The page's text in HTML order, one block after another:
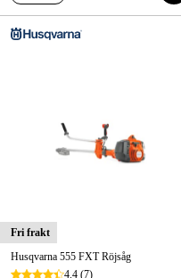
Fri frakt
Husqvarna 555 FXT Röjsåg
4.4 (7)